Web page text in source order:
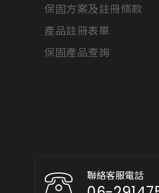
保固方案及註冊條款
產品註冊表單
保固產品查詢
聯絡客服電話